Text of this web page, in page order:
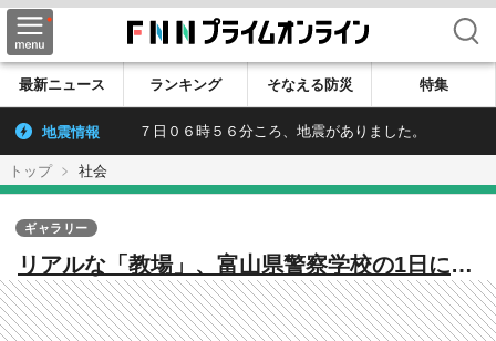
検索
最新ニュース ランキング そなえる防災 特集
地震情報 ７日０６時５６分ころ、地震がありました。
トップ 社会
リアルな「教場」、富山県警察学校の1日に密
着すると…「10分で完食」「逮捕術」18歳か
ら32歳、85人の警察官の卵たち
ギャラリー